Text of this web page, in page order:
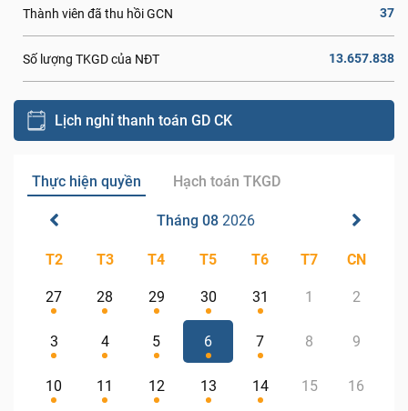
Thành viên đã thu hồi GCN 37
Số lượng TKGD của NĐT 13.657.838
Lịch nghỉ thanh toán GD CK
Thực hiện quyền Hạch toán TKGD
Tháng 08 2026
T2 T3 T4 T5 T6 T7 CN
27 28 29 30 31 1 2
3 4 5 6 7 8 9
10 11 12 13 14 15 16